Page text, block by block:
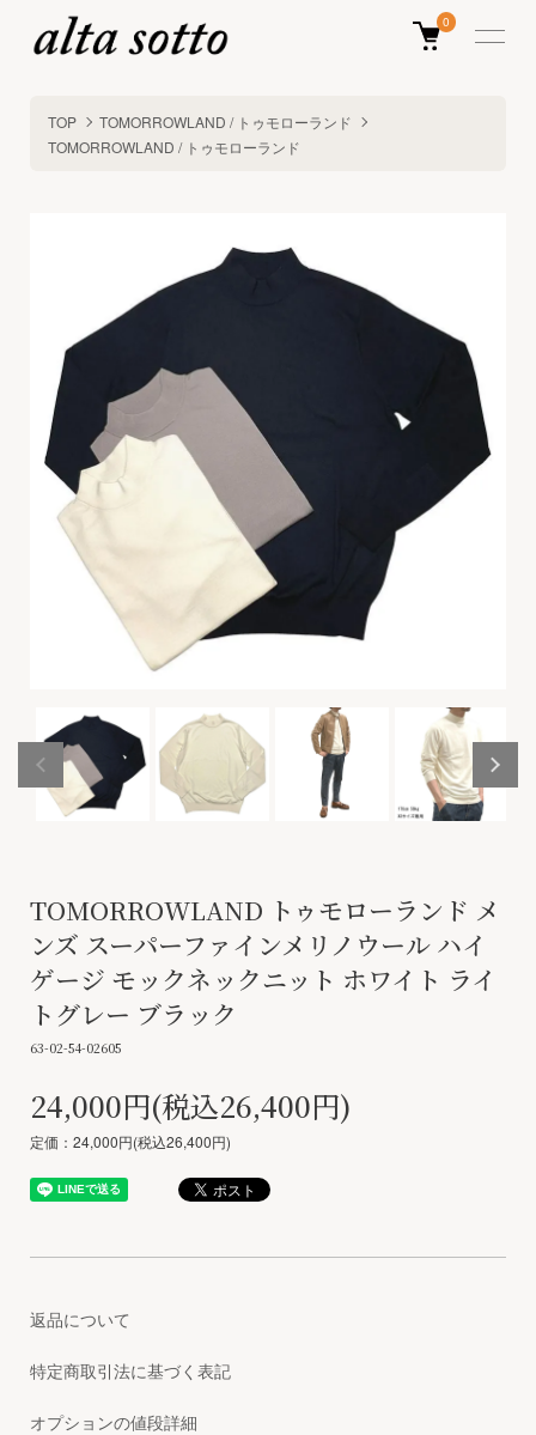
0
TOP
TOMORROWLAND / トゥモローランド
TOMORROWLAND / トゥモローランド
TOMORROWLAND トゥモローランド メ
ンズ スーパーファインメリノウール ハイ
ゲージ モックネックニット ホワイト ライ
トグレー ブラック
63-02-54-02605
24,000円(税込26,400円)
定価：24,000円(税込26,400円)
返品について
特定商取引法に基づく表記
オプションの値段詳細